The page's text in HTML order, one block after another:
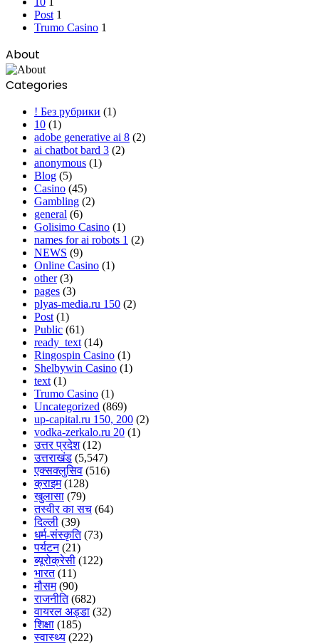
Post 1
Trumo Casino 1
About
Categories
! Без рубрики (1)
10 (1)
adobe generative ai 8 (2)
ai chatbot bard 3 (2)
anonymous (1)
Blog (5)
Casino (45)
Gambling (2)
general (6)
Golisimo Casino (1)
names for ai robots 1 (2)
NEWS (9)
Online Casino (1)
other(3)
pages (3)
plyas-media.ru 150 (2)
Post (1)
Public (61)
ready_text (14)
Ringospin Casino (1)
Shelbywin Casino (1)
text (1)
Trumo Casino (1)
Uncategorized (869)
up-capital.ru 150, 200 (2)
vodka-zerkalo.ru 20 (1)
उत्तर प्रदेश(12)
उत्तराखंड (5,547)
एक्सक्लुसिव (516)
क्राइम(128)
खुलासा (79)
तस्वीर का सच (64)
दिल्ली (39)
धर्म-संस्कृति(73)
पर्यटन(21)
ब्यूरोक्रेसी (122)
भारत(11)
मौसम(90)
राजनीति(682)
वायरल अड्डा (32)
शिक्षा (185)
स्वास्थ्य (222)